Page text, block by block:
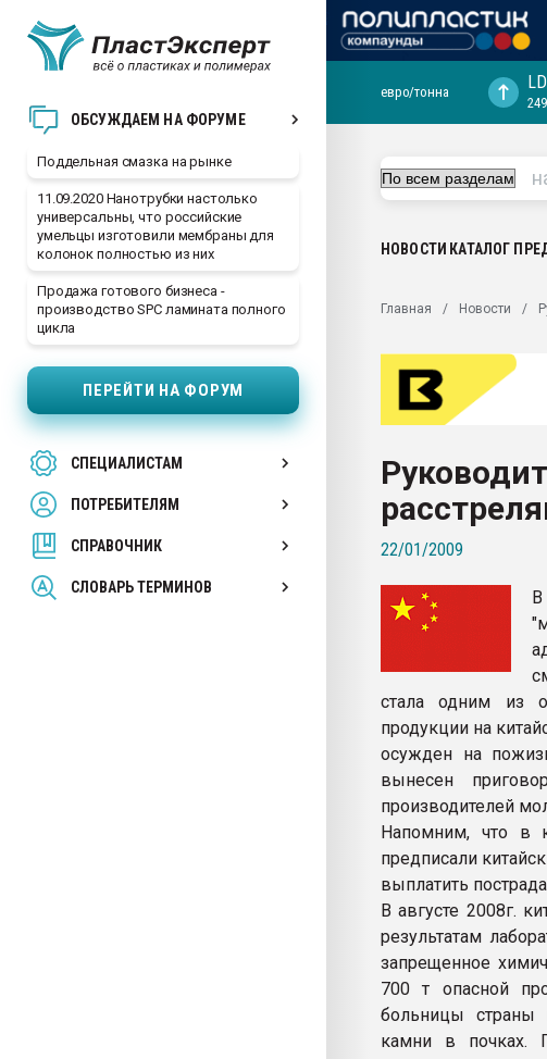
ОБСУЖДАЕМ НА ФОРУМЕ
Поддельная смазка на рынке
11.09.2020 Нанотрубки настолько
универсальны, что российские
умельцы изготовили мембраны для
колонок полностью из них
Продажа готового бизнеса -
производство SPC ламината полного
цикла
ПЕРЕЙТИ НА ФОРУМ
СПЕЦИАЛИСТАМ
ПОТРЕБИТЕЛЯМ
СПРАВОЧНИК
СЛОВАРЬ ТЕРМИНОВ
ближайшее подмосковье, с.-в.
Подмосковье, Москва
первый план в переработке
28.07.2026 "Технониколь"
ситуацией на строительном
Всё, что касается выдува ПЭТ
Материал поверхности пуансона
Продам отходы Композиция
поликарбоната и АБС-пластика
Armaloy PC/ABS-1IM черный цвет
евро/тонна
НОВОСТИ КАТАЛОГ
Главная Новости
22/01/2009
стала одним из
продукции на
осужден на
вынесен
производителей
Напомним, что в
предписали
выплатить
В августе 2008г.
результатам
запрещенное
700 т опасной
больницы страны
камни в почках.